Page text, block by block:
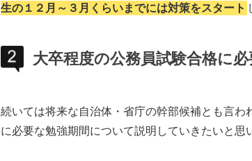
生の１２月～３月くらいまでには対策をスタート
大卒程度の公務員試験合格に
続いては将来な自治体・省庁の幹部候補とも言
に必要な勉強期間について説明していきたいと思